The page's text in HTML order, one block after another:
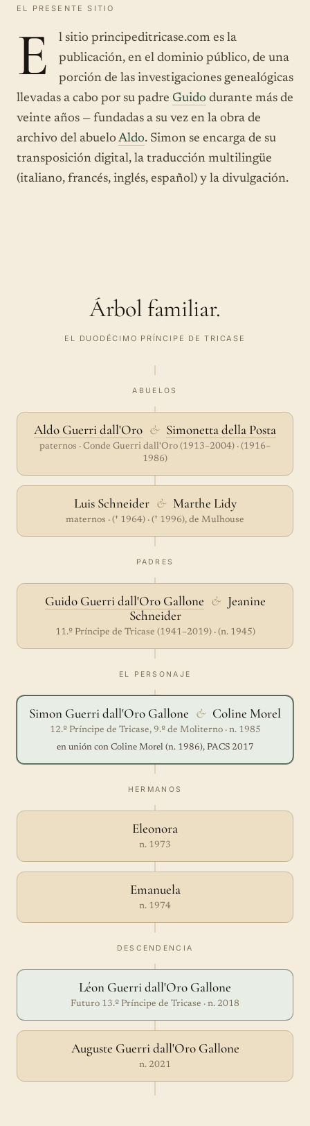
EL PRESENTE SITIO
E
l sitio principeditricase.com es la
publicación, en el dominio público, de una
porción de las investigaciones genealógicas
llevadas a cabo por su padre Guido durante más de
veinte años — fundadas a su vez en la obra de
archivo del abuelo Aldo. Simon se encarga de su
transposición digital, la traducción multilingüe
(italiano, francés, inglés, español) y la divulgación.
Árbol familiar.
EL DUODÉCIMO PRÍNCIPE DE TRICASE
ABUELOS
Aldo Guerri dall'Oro & Simonetta della Posta
paternos · Conde Guerri dall'Oro (1913–2004) · (1916–
1986)
Luis Schneider & Marthe Lidy
maternos · († 1964) · († 1996), de Mulhouse
PADRES
Guido Guerri dall'Oro Gallone & Jeanine
Schneider
11.º Príncipe de Tricase (1941–2019) · (n. 1945)
EL PERSONAJE
Simon Guerri dall'Oro Gallone & Coline Morel
12.º Príncipe de Tricase, 9.º de Moliterno · n. 1985
en unión con Coline Morel (n. 1986), PACS 2017
HERMANOS
Eleonora
n. 1973
Emanuela
n. 1974
DESCENDENCIA
Léon Guerri dall'Oro Gallone
Futuro 13.º Príncipe de Tricase · n. 2018
Auguste Guerri dall'Oro Gallone
n. 2021